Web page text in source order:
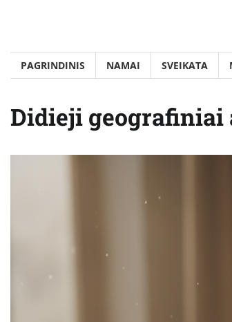
PAGRINDINIS NAMAI SVEIKATA
Didieji geografiniai